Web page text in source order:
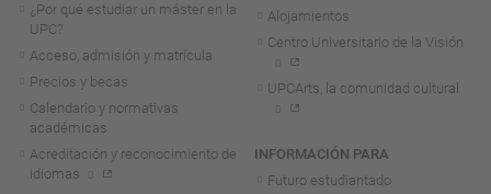
¿Por qué estudiar un máster en la
UPC?
Acceso, admisión y matrícula
Precios y becas
Calendario y normativas
académicas
Acreditación y reconocimiento de
idiomas
Alojamientos
Centro Universitario de la Visión
UPCArts, la comunidad cultural
INFORMACIÓN PARA
Futuro estudiantado